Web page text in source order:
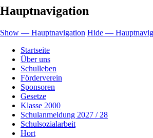
Hauptnavigation
Show — Hauptnavigation Hide —
Startseite
Über uns
Schulleben
Förderverein
Sponsoren
Gesetze
Klasse 2000
Schulanmeldung 2027 / 28
Schulsozialarbeit
Hort